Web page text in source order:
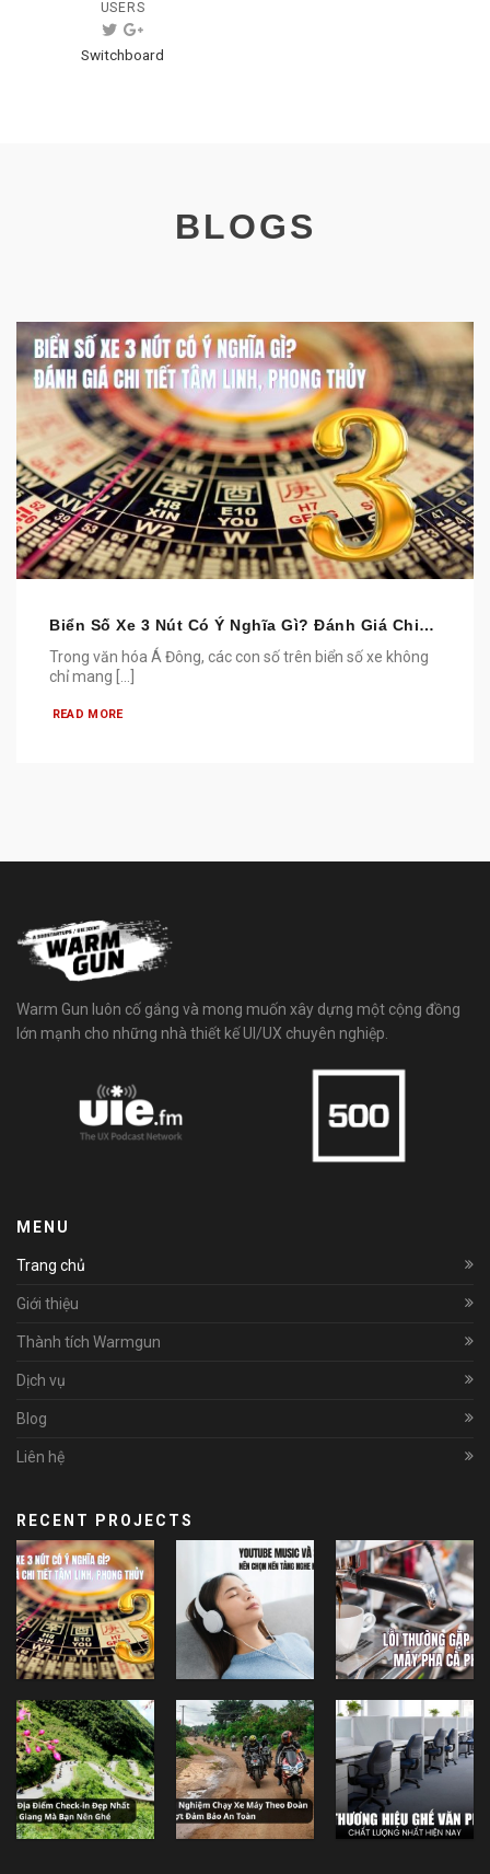
USERS
Switchboard
BLOGS
Biển Số Xe 3 Nút Có Ý Nghĩa Gì? Đánh Giá Chi
Tiết Tâm Linh, Phong Thủy
Trong văn hóa Á Đông, các con số trên biển số xe không
chỉ mang [...]
READ MORE
Warm Gun luôn cố gắng và mong muốn xây dựng một cộng đồng
lớn mạnh cho những nhà thiết kế UI/UX chuyên nghiệp.
MENU
Trang chủ
Giới thiệu
Thành tích Warmgun
Dịch vụ
Blog
Liên hệ
RECENT PROJECTS